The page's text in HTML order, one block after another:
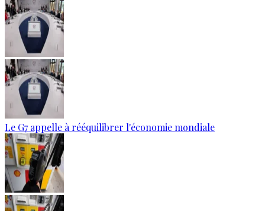
Le G7 appelle à rééquilibrer l'économie mondiale